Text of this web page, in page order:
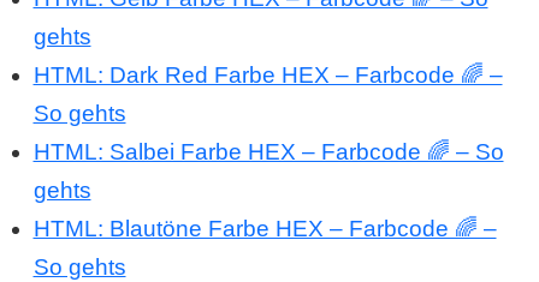
gehts
HTML: Dark Red Farbe HEX – Farbcode 🌈 –
So gehts
HTML: Salbei Farbe HEX – Farbcode 🌈 – So
gehts
HTML: Blautöne Farbe HEX – Farbcode 🌈 –
So gehts